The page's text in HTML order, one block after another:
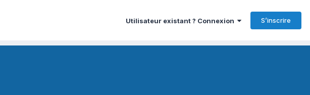
Utilisateur existant ? Connexion S’inscrire